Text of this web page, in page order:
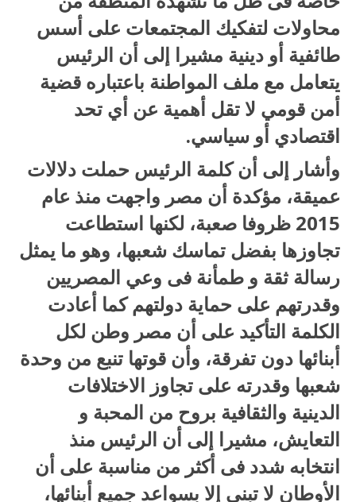
محاولات لتفكيك المجتمعات على أسس
طائفية أو دينية مشيرا إلى أن الرئيس
يتعامل مع ملف المواطنة باعتباره قضية
أمن قومي لا تقل أهمية عن أي تحد
اقتصادي أو سياسي.
وأشار إلى أن كلمة الرئيس حملت دلالات
عميقة، مؤكدة أن مصر واجهت منذ عام
2015 ظروفا صعبة، لكنها استطاعت
تجاوزها بفضل تماسك شعبها، وهو ما يمثل
رسالة ثقة و طمأنة فى وعي المصريين
وقدرتهم على حماية دولتهم كما أعادت
الكلمة التأكيد على أن مصر وطن لكل
أبنائها دون تفرقة، وأن قوتها تنبع من وحدة
شعبها وقدرته على تجاوز الاختلافات
الدينية والثقافية بروح من المحبة و
التعايش، مشيرا إلى أن الرئيس منذ
انتخابه شدد فى أكثر من مناسبة على أن
الأوطان لا تبنى إلا بسواعد جميع أبنائها،